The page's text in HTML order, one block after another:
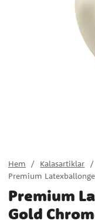
Hem Kalasartiklar
Premium
Premium
Gold